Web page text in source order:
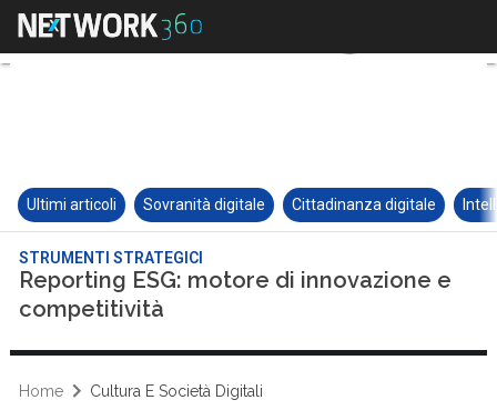
Ultimi articoli Sovranità digitale Cittadinanza digitale
STRUMENTI STRATEGICI
Reporting ESG: motore di innovazione e
competitività
Home Cultura E Società Digitali